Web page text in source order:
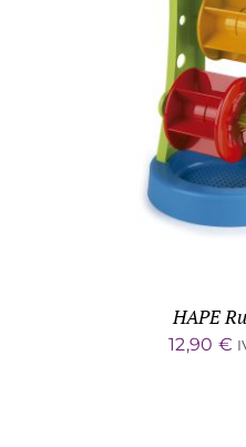
HAPE
12,90 €